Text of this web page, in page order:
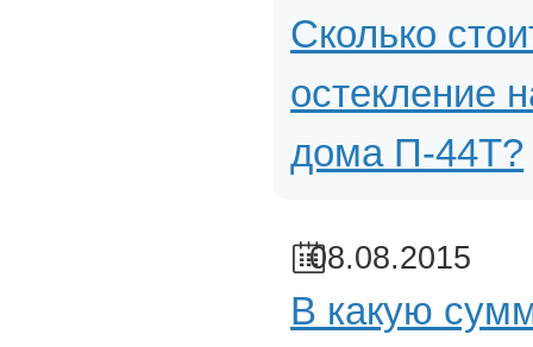
Сколько
остекление
дома П-44Т?
08.08.2015
В какую